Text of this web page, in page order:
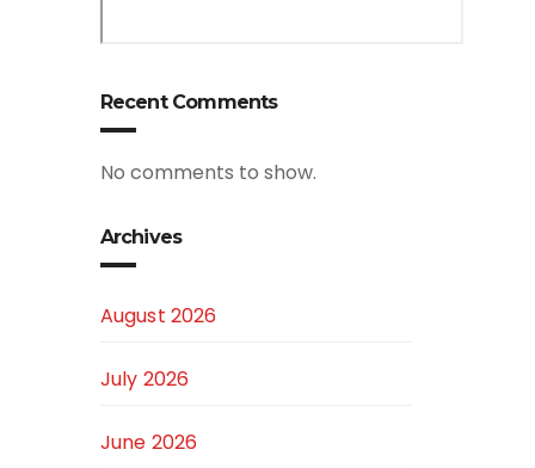
Recent Comments
No comments to show.
Archives
August 2026
July 2026
June 2026